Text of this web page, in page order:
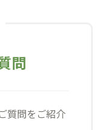
問
質問をご紹介